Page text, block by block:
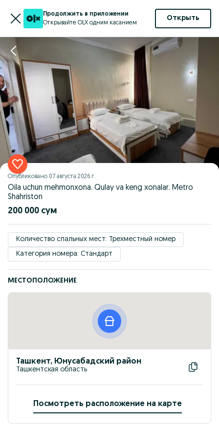
Продолжить в приложении
Открывайте OLX одним касанием
Открыть
Опубликовано 07 августа 2026 г.
Oila uchun mehmonxona. Qulay va keng xonalar. Metro
Shahriston
200 000 сум
Количество спальных мест: Трехместный номер
Категория номера: Стандарт
МЕСТОПОЛОЖЕНИЕ
Ташкент, Юнусабадский район
Ташкентская область
Посмотреть расположение на карте